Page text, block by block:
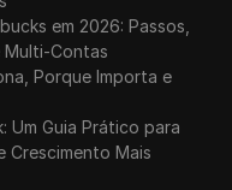
em 2026: Passos,
Multi-Contas
Porque Importa e
Um Guia Prático para
Crescimento Mais